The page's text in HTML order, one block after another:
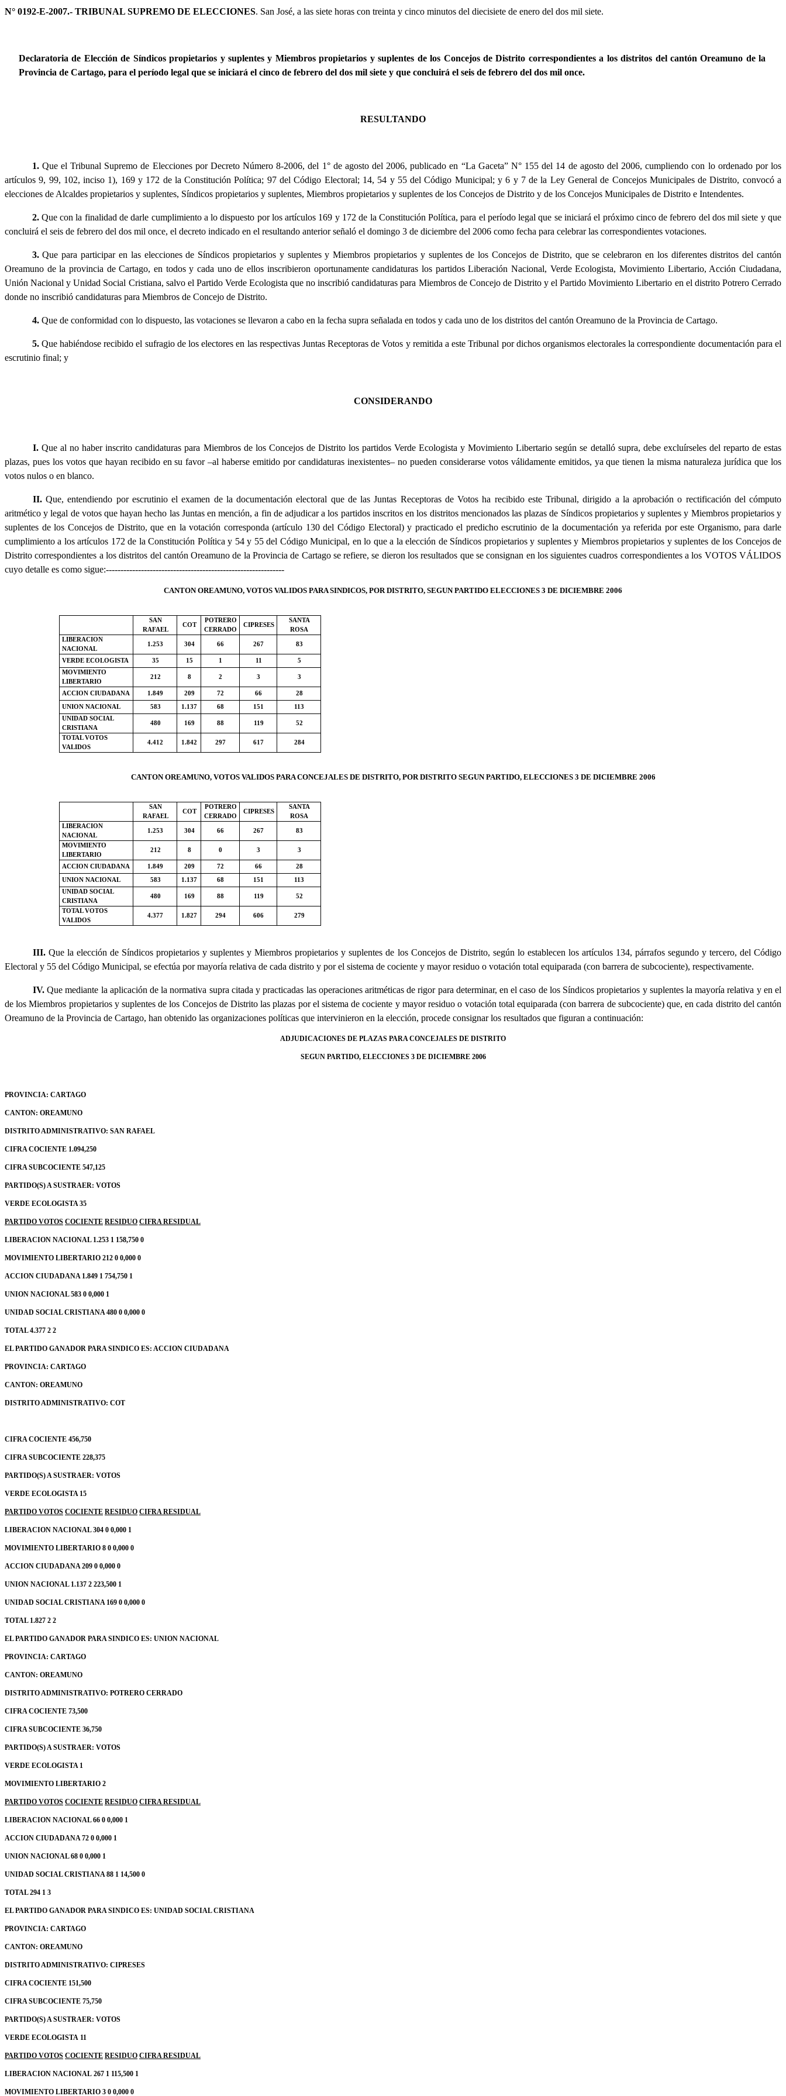
N° 0192-E-2007.- TRIBUNAL SUPREMO DE ELECCIONES. San José, a las siete horas con treinta y cinco minutos del diecisiete de enero del dos mil siete.
Declaratoria de Elección de Síndicos propietarios y suplentes y Miembros propietarios y suplentes de los Concejos de Distrito correspondientes a los distritos del cantón Oreamuno de la
Provincia de Cartago, para el período legal que se iniciará el cinco de febrero del dos mil siete y que concluirá el seis de febrero del dos mil once.
RESULTANDO
1. Que el Tribunal Supremo de Elecciones por Decreto Número 8-2006, del 1° de agosto del 2006, publicado en “La Gaceta” N° 155 del 14 de agosto del 2006, cumpliendo con lo ordenado por los
artículos 9, 99, 102, inciso 1), 169 y 172 de la Constitución Política; 97 del Código Electoral; 14, 54 y 55 del Código Municipal; y 6 y 7 de la Ley General de Concejos Municipales de Distrito, convocó a
elecciones de Alcaldes propietarios y suplentes, Síndicos propietarios y suplentes, Miembros propietarios y suplentes de los Concejos de Distrito y de los Concejos Municipales de Distrito e Intendentes.
2. Que con la finalidad de darle cumplimiento a lo dispuesto por los artículos 169 y 172 de la Constitución Política, para el período legal que se iniciará el próximo cinco de febrero del dos mil siete y que
concluirá el seis de febrero del dos mil once, el decreto indicado en el resultando anterior señaló el domingo 3 de diciembre del 2006 como fecha para celebrar las correspondientes votaciones.
3.Que para participar en las elecciones de Síndicos propietarios y suplentes y Miembros propietarios y suplentes de los Concejos de Distrito, que se celebraron en los diferentes distritos del cantón
Oreamuno de la provincia de Cartago, en todos y cada uno de ellos inscribieron oportunamente candidaturas los partidos Liberación Nacional, Verde Ecologista, Movimiento Libertario, Acción Ciudadana,
Unión Nacional y Unidad Social Cristiana, salvo el Partido Verde Ecologista que no inscribió candidaturas para Miembros de Concejo de Distrito y el Partido Movimiento Libertario en el distrito Potrero Cerrado
donde no inscribió candidaturas para Miembros de Concejo de Distrito.
4. Que de conformidad con lo dispuesto, las votaciones se llevaron a cabo en la fecha supra señalada en todos y cada uno de los distritos del cantón Oreamuno de la Provincia de Cartago.
5. Que habiéndose recibido el sufragio de los electores en las respectivas Juntas Receptoras de Votos y remitida a este Tribunal por dichos organismos electorales la correspondiente documentación para el
escrutinio final; y
CONSIDERANDO
I.Que al no haber inscrito candidaturas para Miembros de los Concejos de Distrito los partidos Verde Ecologista y Movimiento Libertario según se detalló supra, debe excluírseles del reparto de estas
plazas, pues los votos que hayan recibido en su favor –al haberse emitido por candidaturas inexistentes– no pueden considerarse votos válidamente emitidos, ya que tienen la misma naturaleza jurídica que los
votos nulos o en blanco.
II.Que, entendiendo por escrutinio el examen de la documentación electoral que de las Juntas Receptoras de Votos ha recibido este Tribunal, dirigido a la aprobación o rectificación del cómputo
aritmético y legal de votos que hayan hecho las Juntas en mención, a fin de adjudicar a los partidos inscritos en los distritos mencionados las plazas de Síndicos propietarios y suplentes y Miembros propietarios y
suplentes de los Concejos de Distrito, que en la votación corresponda (artículo 130 del Código Electoral) y practicado el predicho escrutinio de la documentación ya referida por este Organismo, para darle
cumplimiento a los artículos 172 de la Constitución Política y 54 y 55 del Código Municipal, en lo que a la elección de Síndicos propietarios y suplentes y Miembros propietarios y suplentes de los Concejos de
Distrito correspondientes a los distritos del cantón Oreamuno de la Provincia de Cartago se refiere, se dieron los resultados que se consignan en los siguientes cuadros correspondientes a los VOTOS VÁLIDOS
cuyo detalle es como sigue:-------------------------------------------------------------
CANTON OREAMUNO, VOTOS VALIDOS PARA SINDICOS, POR DISTRITO, SEGUN PARTIDO ELECCIONES 3 DE DICIEMBRE 2006
SAN
RAFAEL
COT
POTRERO
CERRADO
CIPRESES
SANTA
ROSA
LIBERACION
NACIONAL
1.253 304 66 267 83
VERDE ECOLOGISTA 35 15 1 11
5
MOVIMIENTO
LIBERTARIO
212 8 2 3 3
ACCION CIUDADANA 1.849 209 72 66 28
UNION NACIONAL 583 1.137 68 151
113
UNIDAD SOCIAL
CRISTIANA
480 169 88 119 52
TOTAL VOTOS
VALIDOS
4.412 1.842 297 617 284
CANTON OREAMUNO, VOTOS VALIDOS PARA CONCEJALES DE DISTRITO, POR DISTRITO SEGUN PARTIDO, ELECCIONES 3 DE DICIEMBRE 2006
SAN
RAFAEL
COT
POTRERO
CERRADO
CIPRESES
SANTA
ROSA
LIBERACION
NACIONAL
1.253 304 66 267 83
MOVIMIENTO
LIBERTARIO
212 8 0 3 3
ACCION CIUDADANA 1.849 209 72 66 28
UNION NACIONAL 583 1.137 68 151
113
UNIDAD SOCIAL
CRISTIANA
480 169 88 119 52
TOTAL VOTOS
VALIDOS
4.377 1.827 294 606 279
III.Que la elección de Síndicos propietarios y suplentes y Miembros propietarios y suplentes de los Concejos de Distrito, según lo establecen los artículos 134, párrafos segundo y tercero, del Código
Electoral y 55 del Código Municipal, se efectúa por mayoría relativa de cada distrito y por el sistema de cociente y mayor residuo o votación total equiparada (con barrera de subcociente), respectivamente.
IV.Que mediante la aplicación de la normativa supra citada y practicadas las operaciones aritméticas de rigor para determinar, en el caso de los Síndicos propietarios y suplentes la mayoría relativa y en el
de los Miembros propietarios y suplentes de los Concejos de Distrito las plazas por el sistema de cociente y mayor residuo o votación total equiparada (con barrera de subcociente) que, en cada distrito del cantón
Oreamuno de la Provincia de Cartago, han obtenido las organizaciones políticas que intervinieron en la elección, procede consignar los resultados que figuran a continuación:
ADJUDICACIONES DE PLAZAS PARA CONCEJALES DE DISTRITO
SEGUN PARTIDO, ELECCIONES 3 DE DICIEMBRE 2006
PROVINCIA: CARTAGO
CANTON: OREAMUNO
DISTRITO ADMINISTRATIVO: SAN RAFAEL
CIFRA COCIENTE 1.094,250
CIFRA SUBCOCIENTE 547,125
PARTIDO(S) A SUSTRAER: VOTOS
VERDE ECOLOGISTA 35
PARTIDO VOTOS COCIENTE RESIDUO CIFRA RESIDUAL
LIBERACION NACIONAL 1.253 1 158,750 0
MOVIMIENTO LIBERTARIO 212 0 0,000 0
ACCION CIUDADANA 1.849 1 754,750 1
UNION NACIONAL 583 0 0,000 1
UNIDAD SOCIAL CRISTIANA 480 0 0,000 0
TOTAL 4.377 2 2
EL PARTIDO GANADOR PARA SINDICO ES: ACCION CIUDADANA
PROVINCIA: CARTAGO
CANTON: OREAMUNO
DISTRITO ADMINISTRATIVO: COT
CIFRA COCIENTE 456,750
CIFRA SUBCOCIENTE 228,375
PARTIDO(S) A SUSTRAER: VOTOS
VERDE ECOLOGISTA 15
PARTIDO VOTOS COCIENTE RESIDUO CIFRA RESIDUAL
LIBERACION NACIONAL 304 0 0,000 1
MOVIMIENTO LIBERTARIO 8 0 0,000 0
ACCION CIUDADANA 209 0 0,000 0
UNION NACIONAL 1.137 2 223,500 1
UNIDAD SOCIAL CRISTIANA 169 0 0,000 0
TOTAL 1.827 2 2
EL PARTIDO GANADOR PARA SINDICO ES: UNION NACIONAL
PROVINCIA: CARTAGO
CANTON: OREAMUNO
DISTRITO ADMINISTRATIVO: POTRERO CERRADO
CIFRA COCIENTE 73,500
CIFRA SUBCOCIENTE 36,750
PARTIDO(S) A SUSTRAER: VOTOS
VERDE ECOLOGISTA 1
MOVIMIENTO LIBERTARIO 2
PARTIDO VOTOS COCIENTE RESIDUO CIFRA RESIDUAL
LIBERACION NACIONAL 66 0 0,000 1
ACCION CIUDADANA 72 0 0,000 1
UNION NACIONAL 68 0 0,000 1
UNIDAD SOCIAL CRISTIANA 88 1 14,500 0
TOTAL 294 1 3
EL PARTIDO GANADOR PARA SINDICO ES: UNIDAD SOCIAL CRISTIANA
PROVINCIA: CARTAGO
CANTON: OREAMUNO
DISTRITO ADMINISTRATIVO: CIPRESES
CIFRA COCIENTE 151,500
CIFRA SUBCOCIENTE 75,750
PARTIDO(S) A SUSTRAER: VOTOS
VERDE ECOLOGISTA 11
PARTIDO VOTOS COCIENTE RESIDUO CIFRA RESIDUAL
LIBERACION NACIONAL 267 1 115,500 1
MOVIMIENTO LIBERTARIO 3 0 0,000 0